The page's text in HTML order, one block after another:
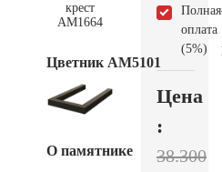
Цветник АМ5101
О памятнике
Полная
оплата
(5%)
Цена
:
38.300